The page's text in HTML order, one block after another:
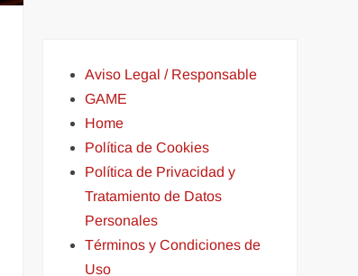
Aviso Legal / Responsable
GAME
Home
Política de Cookies
Política de Privacidad y
Tratamiento de Datos
Personales
Términos y Condiciones de
Uso